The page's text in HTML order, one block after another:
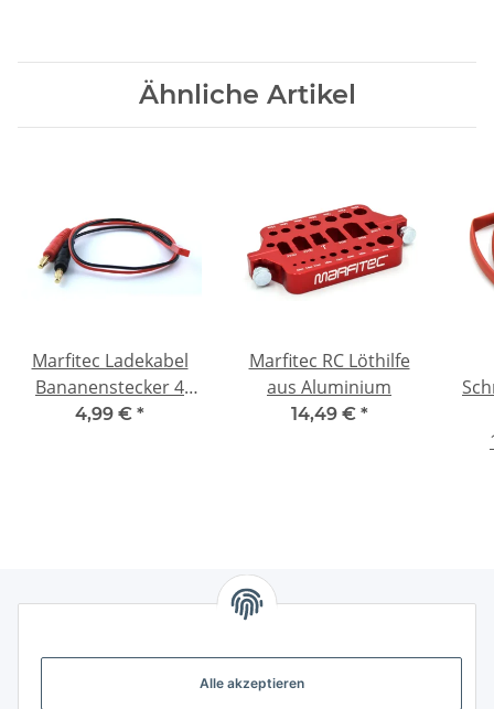
Alle akzeptieren
Ähnliche Artikel
Marfitec Ladekabel
Bananenstecker 4
mm -> BEC JST Stecker
4,99 € *
Marfitec RC Löthilfe
aus Aluminium
14,49 € *
Gesetzliche Informationen